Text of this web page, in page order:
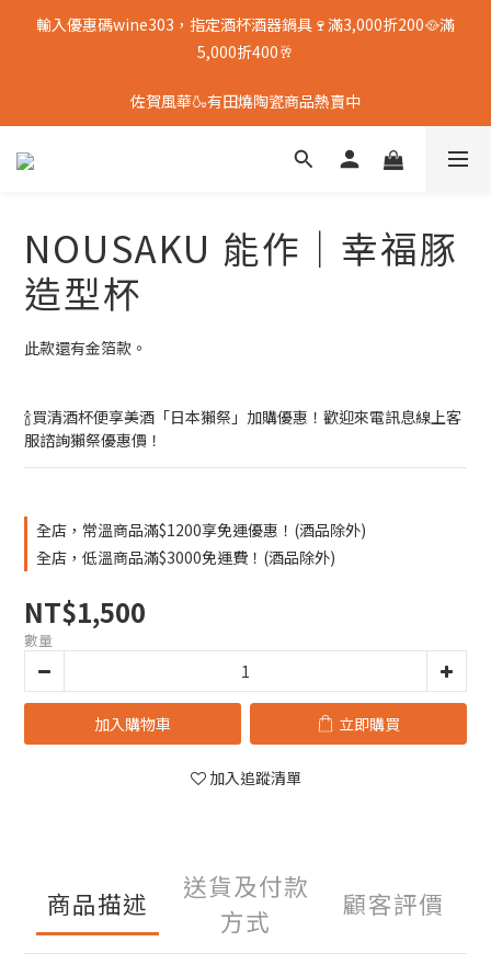
輸入優惠碼wine303，指定酒杯酒器鍋具🍷滿3,000折200🥘滿
5,000折400🥂
佐賀風華🍶有田燒陶瓷商品熱賣中
NOUSAKU 能作｜幸福豚
造型杯
此款還有金箔款。
🍾買清酒杯便享美酒「日本獺祭」加購優惠！歡迎來電訊息線上客
服諮詢獺祭優惠價！
全店，常溫商品滿$1200享免運優惠！(酒品除外)
全店，低溫商品滿$3000免運費！(酒品除外)
NT$1,500
數量
加入購物車 立即購買
加入追蹤清單
商品描述
送貨及付款
方式
顧客評價